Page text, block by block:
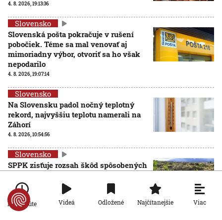
4. 8. 2026, 19:13:36
Slovensko
Slovenská pošta pokračuje v rušení
pobočiek. Téme sa mal venovať aj
mimoriadny výbor, otvoriť sa ho však
nepodarilo
4. 8. 2026, 19:07:14
Slovensko
Na Slovensku padol nočný teplotný
rekord, najvyššiu teplotu namerali na
Záhorí
4. 8. 2026, 10:54:56
AKTUALIZOVANÉ
Slovensko
SPPK zisťuje rozsah škôd spôsobených
o finančnú podporu
4. 8. 2026, 9:53:07 Aktualizované: 4. 8. 2026, 19:38:00
Po minúte Videá Odložené Najčítanejšie Viac